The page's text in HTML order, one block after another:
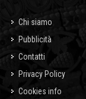
Chi siamo
Pubblicità
Contatti
Privacy Policy
Cookies info